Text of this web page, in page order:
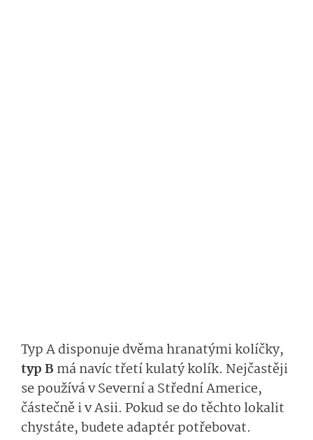
Typ A disponuje dvěma hranatými kolíčky,
typ B má navíc třetí kulatý kolík. Nejčastěji
se používá v Severní a Střední Americe,
částečně i v Asii. Pokud se do těchto lokalit
chystáte, budete adaptér potřebovat.